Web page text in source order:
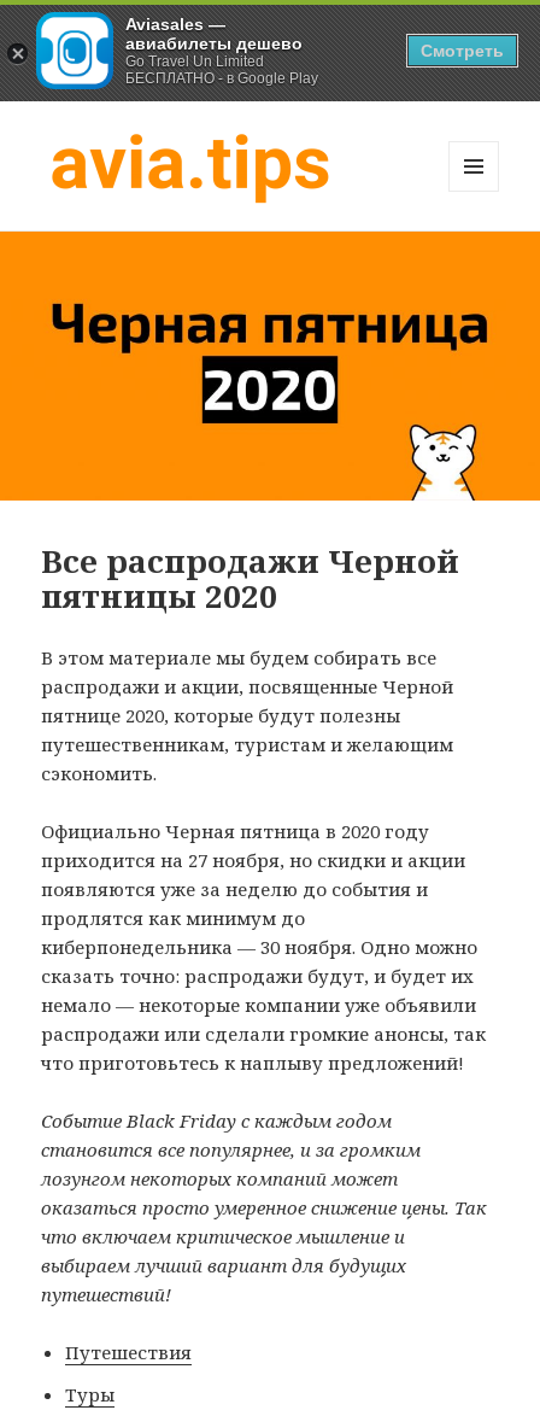
Все распродажи Черной
пятницы 2020
В этом материале мы будем собирать все
распродажи и акции, посвященные Черной
пятнице 2020, которые будут полезны
путешественникам, туристам и желающим
сэкономить.
Официально Черная пятница в 2020 году
приходится на 27 ноября, но скидки и акции
появляются уже за неделю до события и
продлятся как минимум до
киберпонедельника — 30 ноября. Одно можно
сказать точно: распродажи будут, и будет их
немало — некоторые компании уже объявили
распродажи или сделали громкие анонсы, так
что приготовьтесь к наплыву предложений!
Событие Black Friday с каждым годом
становится все популярнее, и за громким
лозунгом некоторых компаний может
оказаться просто умеренное снижение цены. Так
что включаем критическое мышление и
выбираем лучший вариант для будущих
путешествий!
Путешествия
Туры
Aviasales —
авиабилеты дешево
Go Travel Un Limited
БЕСПЛАТНО - в Google Play
Смотреть